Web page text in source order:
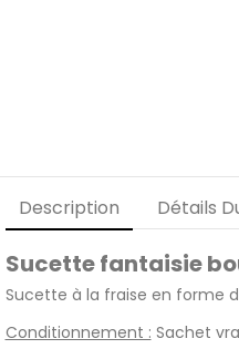
Description Détails
Sucette fantaisie
Sucette à la fraise en forme
Conditionnement : Sachet